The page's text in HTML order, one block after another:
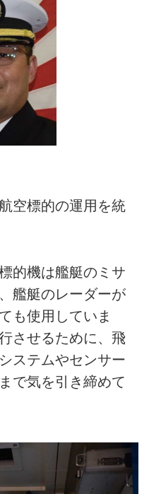
空標的の運用を統
的機は艦艇のミサ
艦艇のレーダーが
も使用していま
させるために、飛
ステムやセンサー
で気を引き締めて